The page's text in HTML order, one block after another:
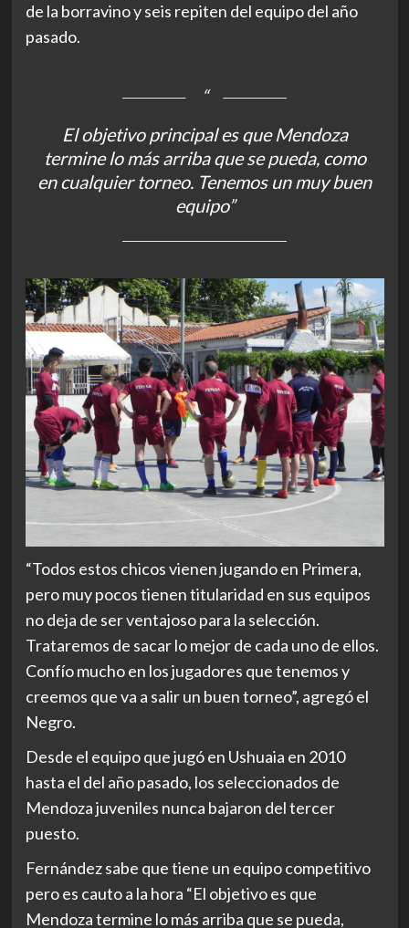
de la borravino y seis repiten del equipo del año
pasado.
El objetivo principal es que Mendoza
termine lo más arriba que se pueda, como
en cualquier torneo. Tenemos un muy buen
equipo”
“Todos estos chicos vienen jugando en Primera,
pero muy pocos tienen titularidad en sus equipos
no deja de ser ventajoso para la selección.
Trataremos de sacar lo mejor de cada uno de ellos.
Confío mucho en los jugadores que tenemos y
creemos que va a salir un buen torneo”, agregó el
Negro.
Desde el equipo que jugó en Ushuaia en 2010
hasta el del año pasado, los seleccionados de
Mendoza juveniles nunca bajaron del tercer
puesto.
Fernández sabe que tiene un equipo competitivo
pero es cauto a la hora “El objetivo es que
Mendoza termine lo más arriba que se pueda,